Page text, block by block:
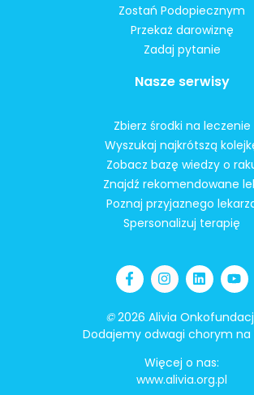
Zostań Podopiecznym
Przekaż darowiznę
Zadaj pytanie
Nasze serwisy
Zbierz środki na leczenie
Wyszukaj najkrótszą
Zobacz bazę wiedzy o
Znajdź rekomendowane
Poznaj przyjaznego
Spersonalizuj terapię
©2026 Alivia
Dodajemy odwagi chorym na
Więcej o nas:
www.alivia.org.pl